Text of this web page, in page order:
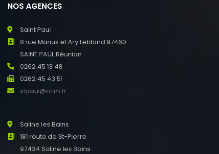
NOS AGENCES
Saint Paul
8 rue Marius et Ary Leblond 97460
SAINT PAUL Réunion
0262 45 13 48
0262 45 43 51
stpaul@ofim.fr
Saline les Bains
181 route de St-Pierre
97434 Saline les Bains